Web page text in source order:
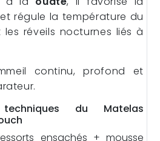
régule la température du
réveils nocturnes liés à
continu, profond et
techniques du Matelas
ensachés + mousse